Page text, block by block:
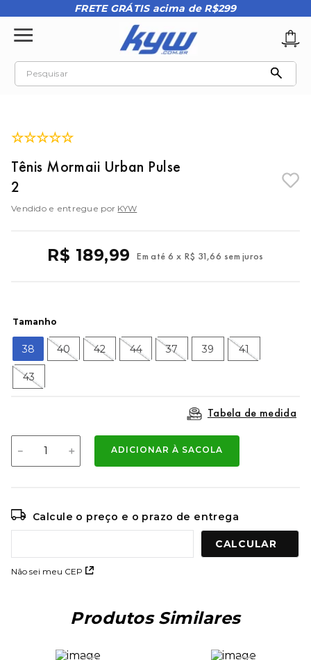
FRETE GRÁTIS acima de R$299
Pesquisar
☆☆☆☆☆
Tênis Mormaii Urban Pulse
2
Vendido e entregue por KYW
R$ 189,99 Em até 6 x R$ 31,66 sem juros
Tamanho
38 40 42 44 37 39 41
43
Tabela de medida
＋
－ ADICIONAR À SACOLA
Calcule o preço e o prazo de entrega
Não sei meu CEP
Produtos Similares
3º teeth bomber 3
9º mochila oakley
moletom